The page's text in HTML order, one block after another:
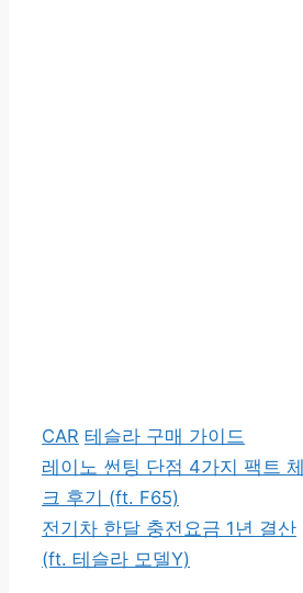
카
테
고
리
CAR 태
그
테슬라 구매 가이드
레이노 썬팅 단점 4가지 팩트 체
크 후기 (ft. F65)
전기차 한달 충전요금 1년 결산
(ft. 테슬라 모델Y)